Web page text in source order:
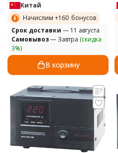
Китай
Начислим +160 бонусов
Cрок доставки — 11 августа
Самовывоз— Завтра (скидка
3%)
В корзину